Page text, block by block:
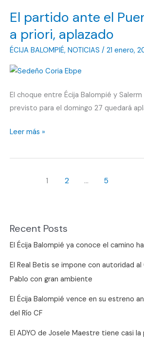
Pablo
echaron
humo
El partido ante el
a priori, aplazado
ÉCIJA BALOMPIÉ, NOTICIAS / 21 enero,
El choque entre Écija Balompié y
previsto para el domingo 27 quedará
El
ante
priori,
Leer más »
1 2 … 5
Recent Posts
El Écija Balompié ya conoce el camino
El Real Betis se impone con autoridad
Pablo con gran ambiente
El Écija Balompié vence en su estreno
del Río CF
El ADYO de Josele Maestre tiene casi